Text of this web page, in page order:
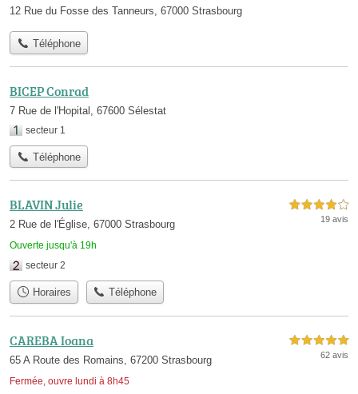
12 Rue du Fosse des Tanneurs, 67000 Strasbourg
Téléphone
BICEP Conrad
7 Rue de l'Hopital, 67600 Sélestat
secteur 1
Téléphone
BLAVIN Julie
2 Rue de l'Église, 67000 Strasbourg
Ouverte jusqu'à 19h
4,0 étoiles sur 5
19 avis
secteur 2
Horaires Téléphone
CAREBA Ioana
65 A Route des Romains, 67200 Strasbourg
Fermée, ouvre lundi à 8h45
5,0 étoiles sur 5
62 avis